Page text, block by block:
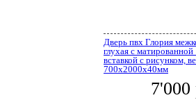
Дверь пвх Глория
глухая с
вставкой с рисунком,
700x2000x40мм
7'000